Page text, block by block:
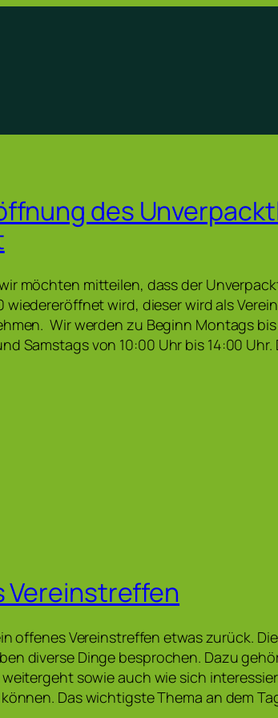
des
möchten mitteilen, dass der
wiedereröffnet wird, dieser wird als
Wir werden zu Beginn Montags
Samstags von 10:00 Uhr bis 14:00
Vereinstreffen
offenes Vereinstreffen etwas zurück.
diverse Dinge besprochen. Dazu
sowie auch wie sich
Das wichtigste Thema an dem